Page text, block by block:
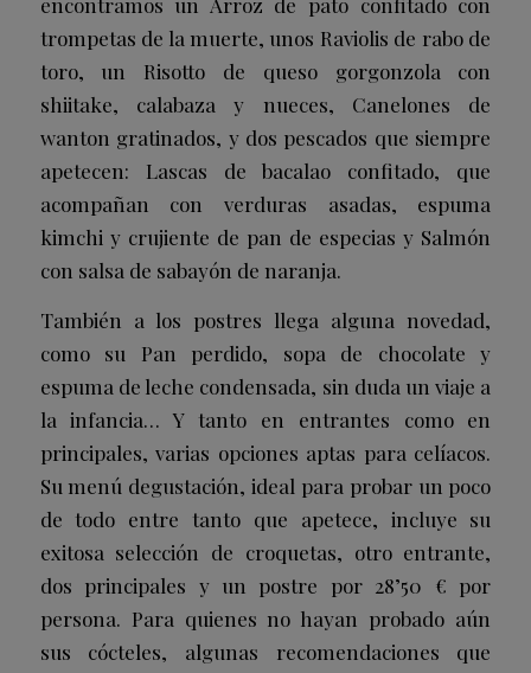
trompetas de la muerte, unos Raviolis de rabo de
toro, un Risotto de queso gorgonzola con
shiitake, calabaza y nueces, Canelones de
wanton gratinados, y dos pescados que siempre
apetecen: Lascas de bacalao confitado, que
acompañan con verduras asadas, espuma
kimchi y crujiente de pan de especias y Salmón
con salsa de sabayón de naranja.
También a los postres llega alguna novedad,
como su Pan perdido, sopa de chocolate y
espuma de leche condensada, sin duda un viaje a
la infancia… Y tanto en entrantes como en
principales, varias opciones aptas para celíacos.
Su menú degustación, ideal para probar un poco
de todo entre tanto que apetece, incluye su
exitosa selección de croquetas, otro entrante,
dos principales y un postre por 28’50 € por
persona. Para quienes no hayan probado aún
sus cócteles, algunas recomendaciones que